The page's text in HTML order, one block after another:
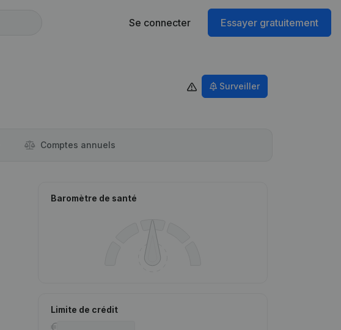
Se connecter Essayer gratuitement
Surveiller
Comptes annuels
Baromètre de santé
Limite de crédit